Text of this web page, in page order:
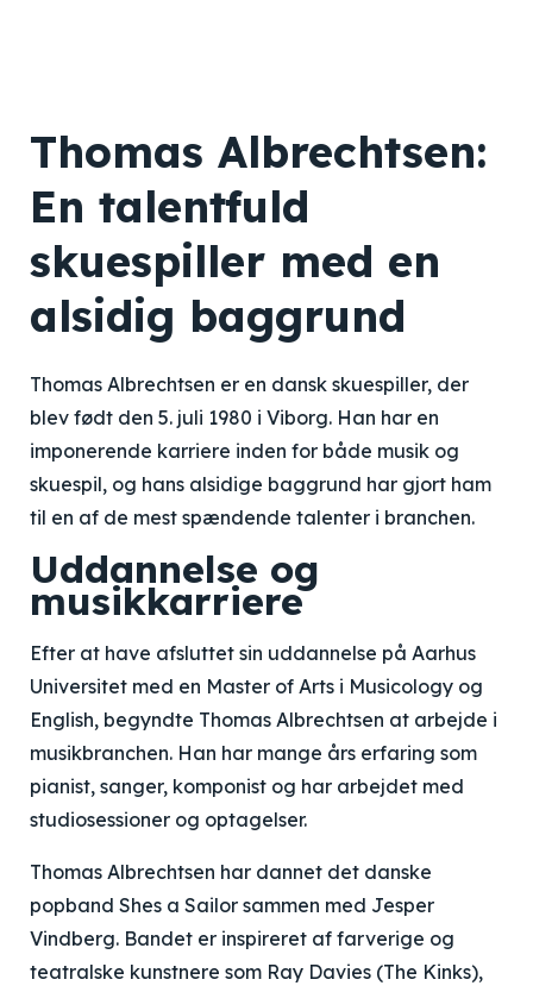
Thomas Albrechtsen:
En talentfuld
skuespiller med en
alsidig baggrund
Thomas Albrechtsen er en dansk skuespiller, der
blev født den 5. juli 1980 i Viborg. Han har en
imponerende karriere inden for både musik og
skuespil, og hans alsidige baggrund har gjort ham
til en af de mest spændende talenter i branchen.
Uddannelse og
musikkarriere
Efter at have afsluttet sin uddannelse på Aarhus
Universitet med en Master of Arts i Musicology og
English, begyndte Thomas Albrechtsen at arbejde i
musikbranchen. Han har mange års erfaring som
pianist, sanger, komponist og har arbejdet med
studiosessioner og optagelser.
Thomas Albrechtsen har dannet det danske
popband Shes a Sailor sammen med Jesper
Vindberg. Bandet er inspireret af farverige og
teatralske kunstnere som Ray Davies (The Kinks),